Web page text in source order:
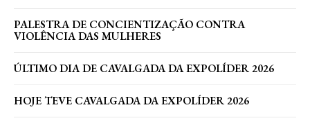
PALESTRA DE CONCIENTIZAÇÃO CONTRA
VIOLÊNCIA DAS MULHERES
ÚLTIMO DIA DE CAVALGADA DA EXPOLÍDER 2026
HOJE TEVE CAVALGADA DA EXPOLÍDER 2026